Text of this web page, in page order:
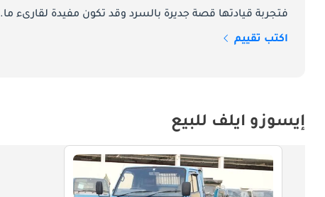
فتجربة قيادتها قصة جديرة بالسرد وقد تكون مفيدة لقارىء ما.
اكتب تقييم
إيسوزو ايلف للبيع